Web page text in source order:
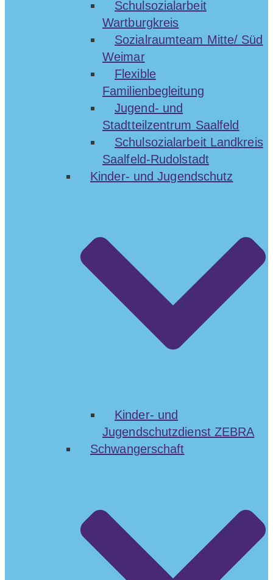
Schulsozialarbeit
Wartburgkreis
Sozialraumteam Mitte/ Süd
Weimar
Flexible
Familienbegleitung
Jugend- und
Stadtteilzentrum Saalfeld
Schulsozialarbeit Landkreis
Saalfeld-Rudolstadt
Kinder- und Jugendschutz
Kinder- und
Jugendschutzdienst ZEBRA
Schwangerschaft